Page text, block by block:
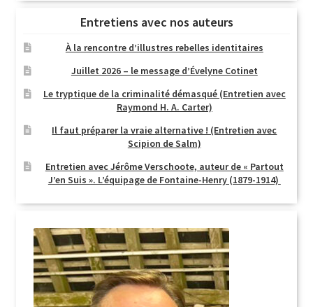
Entretiens avec nos auteurs
À la rencontre d’illustres rebelles identitaires
Juillet 2026 – le message d’Évelyne Cotinet
Le tryptique de la criminalité démasqué (Entretien avec
Raymond H. A. Carter)
Il faut préparer la vraie alternative ! (Entretien avec
Scipion de Salm)
Entretien avec Jérôme Verschoote, auteur de « Partout
J’en Suis ». L’équipage de Fontaine-Henry (1879-1914)